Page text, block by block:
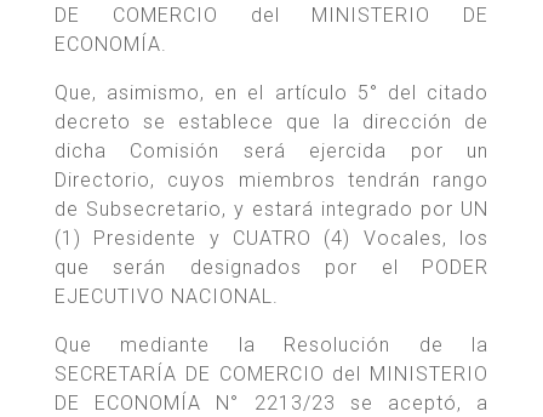
DE COMERCIO del MINISTERIO DE
ECONOMÍA.
Que, asimismo, en el artículo 5° del citado
decreto se establece que la dirección de
dicha Comisión será ejercida por un
Directorio, cuyos miembros tendrán rango
de Subsecretario, y estará integrado por UN
(1) Presidente y CUATRO (4) Vocales, los
que serán designados por el PODER
EJECUTIVO NACIONAL.
Que mediante la Resolución de la
SECRETARÍA DE COMERCIO del MINISTERIO
DE ECONOMÍA N° 2213/23 se aceptó, a